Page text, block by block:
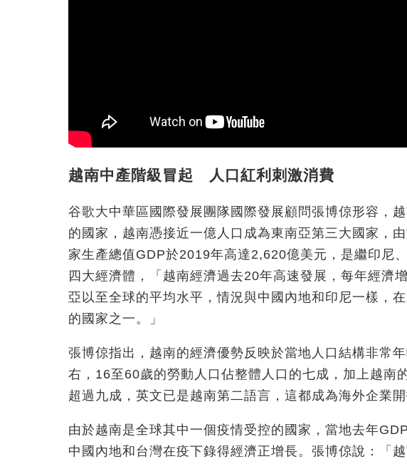
越南中產階級冒起 人口紅利刺激消費
谷歌大中華區國際發展團隊國際發展顧問張博倞形容，
的國家，越南憑接近一億人口成為東南亞第三大國家，
家生產總值GDP於2019年高達2,620億美元，是繼印尼
四大經濟體，「越南經濟過去20年高速發展，每年經濟
亞以至全球的平均水平，情況與中國內地和印尼一樣，
的國家之一。」
張博倞指出，越南的經濟優勢反映於當地人口結構非常
右，16至60歲的勞動人口佔整體人口的七成，加上越南
超過九成，英文已是越南第二語言，這都成為海外企業開
由於越南是全球其中一個疫情受控的國家，當地去年
中國內地和台灣在疫下錄得經濟正增長。張博倞說：「